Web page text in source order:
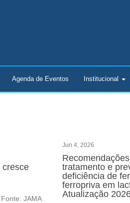
Agenda de Eventos Institucional
cresce
JAMA
Jun 4, 2026
tratamento e
deficiência de
ferropriva em
Atualização